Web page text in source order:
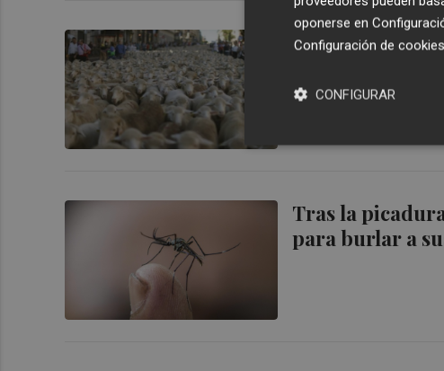
Las ovejas son
Tras la
para burlar a
oponerse en
Configuración de cookies
CONFIGURAR